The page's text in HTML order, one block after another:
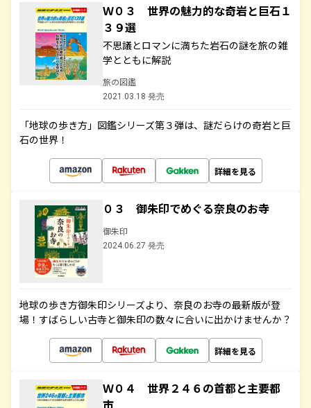
Ｗ０３ 世界の魅力的な奇岩と巨石１
３９選
不思議とロマンに満ちた岩石の謎を旅の雑
学とともに解説
旅の図鑑
2021.03.18 発売
「地球の歩き方」図鑑シリーズ第３弾は、謎だらけの奇岩と巨
石の世界！
詳細を見る
０３ 御朱印でめぐる奈良のお寺
御朱印
2024.06.27 発売
地球の歩き方御朱印シリーズより、奈良のお寺の最新版が登
場！すばらしい古寺と御朱印の数々に合いに出かけませんか？
詳細を見る
Ｗ０４ 世界２４６の首都と主要都
市